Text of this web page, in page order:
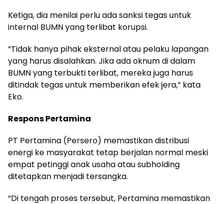
Ketiga, dia menilai perlu ada sanksi tegas untuk
internal BUMN yang terlibat korupsi.
“Tidak hanya pihak eksternal atau pelaku lapangan
yang harus disalahkan. Jika ada oknum di dalam
BUMN yang terbukti terlibat, mereka juga harus
ditindak tegas untuk memberikan efek jera,” kata
Eko.
Respons Pertamina
PT Pertamina (Persero) memastikan distribusi
energi ke masyarakat tetap berjalan normal meski
empat petinggi anak usaha atau subholding
ditetapkan menjadi tersangka.
“Di tengah proses tersebut, Pertamina memastikan